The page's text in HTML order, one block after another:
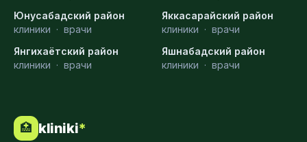
Юнусабадский район
клиники · врачи
Яккасарайский район
клиники · врачи
Янгихаётский район
клиники · врачи
Яшнабадский район
клиники · врачи
🏥 kliniki*